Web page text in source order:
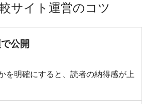
サイト運営のコツ
公開
を明確にすると、読者の納得感が上